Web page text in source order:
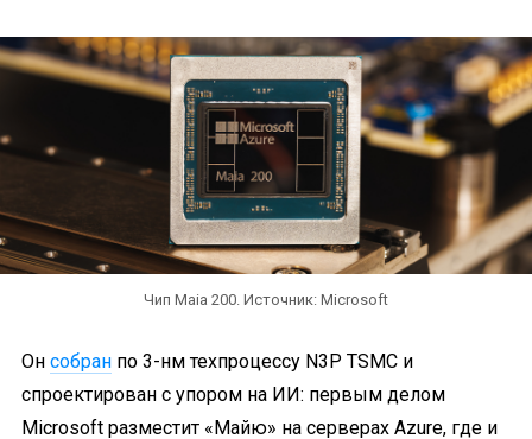
Чип Maia 200. Источник: Microsoft
Он собран по 3-нм техпроцессу N3P TSMC и
спроектирован с упором на ИИ: первым делом
Microsoft разместит «Майю» на серверах Azure, где и